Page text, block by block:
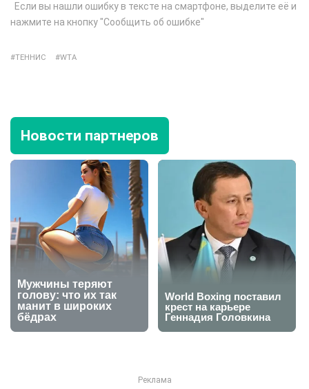
Если вы нашли ошибку в тексте на смартфоне, выделите её и
нажмите на кнопку "Сообщить об ошибке"
ТЕННИС WTA
Новости партнеров